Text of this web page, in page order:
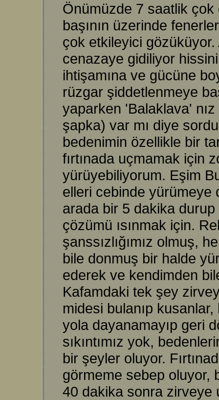
Önümüzde 7 saatlik çok
başının üzerinde
çok etkileyici
cenazaye gidiliyor
ihtişamına ve gücüne
rüzgar şiddetlenmeye
yaparken 'Balaklava'
şapka) var mı diye
bedenimin özellikle bir
fırtınada uçmamak için
yürüyebiliyorum. Eşim
elleri cebinde yürümeye
arada bir 5 dakika
çözümü ısınmak için.
şanssızlığımız olmuş,
bile donmuş bir halde
ederek ve kendimden
Kafamdaki tek şey
midesi bulanıp
yola dayanamayıp geri
sıkıntımız yok,
bir şeyler oluyor.
görmeme sebep oluyor,
40 dakika sonra zirveye